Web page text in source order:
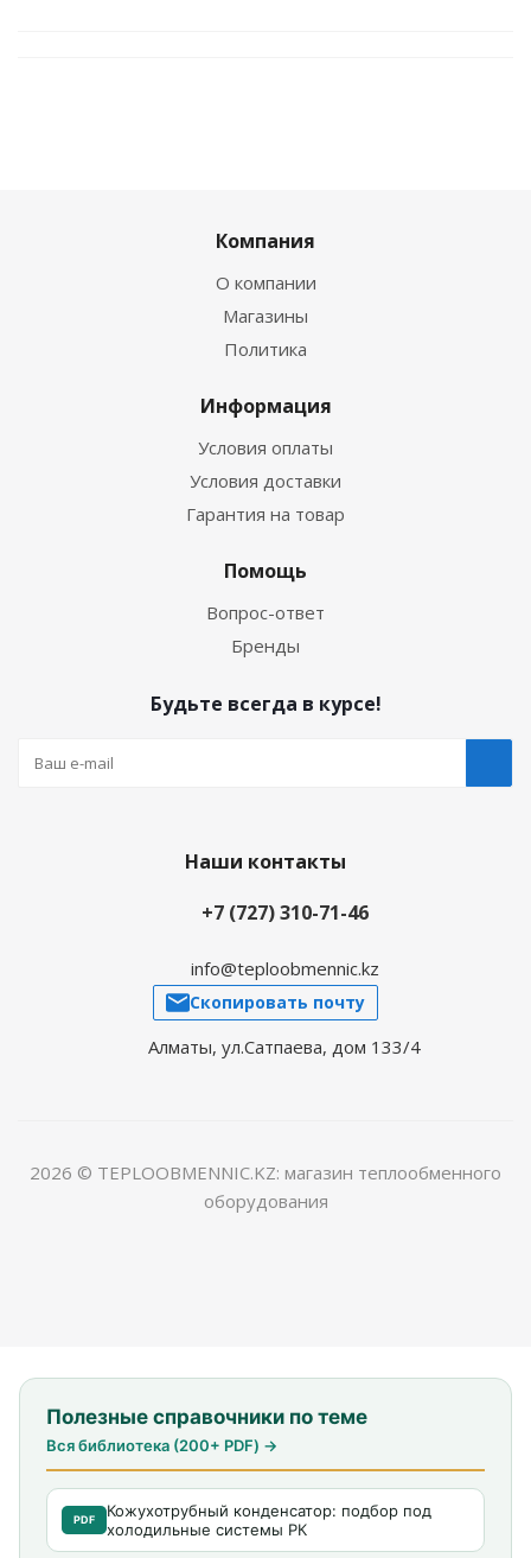
Компания
О компании
Магазины
Политика
Информация
Условия оплаты
Условия доставки
Гарантия на товар
Помощь
Вопрос-ответ
Бренды
Будьте всегда в курсе!
Наши контакты
+7 (727) 310-71-46
info@teploobmennic.kz
Скопировать почту
Алматы, ул.Сатпаева, дом 133/4
2026 © TEPLOOBMENNIC.KZ: магазин теплообменного
оборудования
Полезные справочники по теме
Вся библиотека (200+ PDF) →
PDF
Кожухотрубный конденсатор: подбор под
холодильные системы РК